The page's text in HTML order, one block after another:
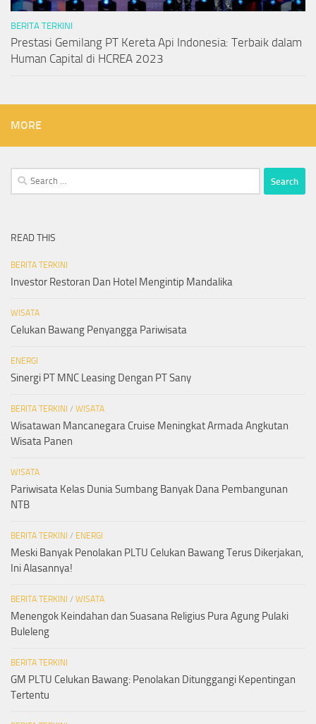
BERITA TERKINI
Prestasi Gemilang PT Kereta Api Indonesia: Terbaik dalam
Human Capital di HCREA 2023
MORE
Search
for:
READ THIS
BERITA TERKINI
Investor Restoran Dan Hotel Mengintip Mandalika
WISATA
Celukan Bawang Penyangga Pariwisata
ENERGI
Sinergi PT MNC Leasing Dengan PT Sany
BERITA TERKINI / WISATA
Wisatawan Mancanegara Cruise Meningkat Armada Angkutan
Wisata Panen
WISATA
Pariwisata Kelas Dunia Sumbang Banyak Dana Pembangunan
NTB
BERITA TERKINI / ENERGI
Meski Banyak Penolakan PLTU Celukan Bawang Terus Dikerjakan,
Ini Alasannya!
BERITA TERKINI / WISATA
Menengok Keindahan dan Suasana Religius Pura Agung Pulaki
Buleleng
BERITA TERKINI
GM PLTU Celukan Bawang: Penolakan Ditunggangi Kepentingan
Tertentu